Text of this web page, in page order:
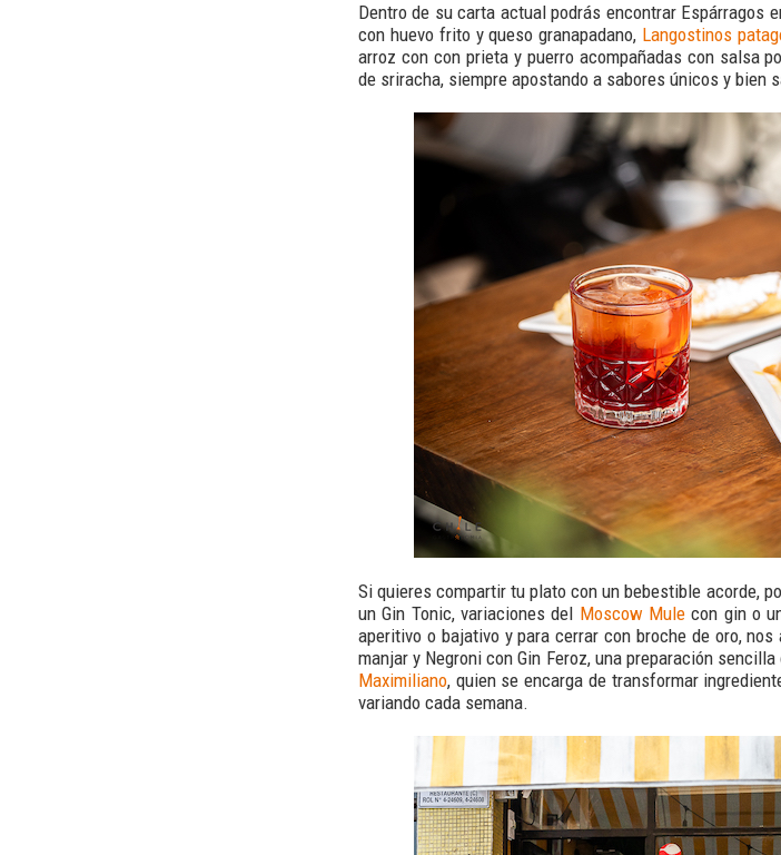
Dentro de su carta actual podrás encontrar Espárragos
con huevo frito y queso granapadano, Langostinos
arroz con con prieta y puerro acompañadas con salsa
de sriracha, siempre apostando a sabores únicos y bien
Si quieres compartir tu plato con un bebestible acorde,
un Gin Tonic, variaciones del Moscow Mulecon gin o
aperitivo o bajativo y para cerrar con broche de oro,
manjar y Negroni con Gin Feroz, una preparación
Maximiliano, quien se encarga de transformar
variando cada semana.